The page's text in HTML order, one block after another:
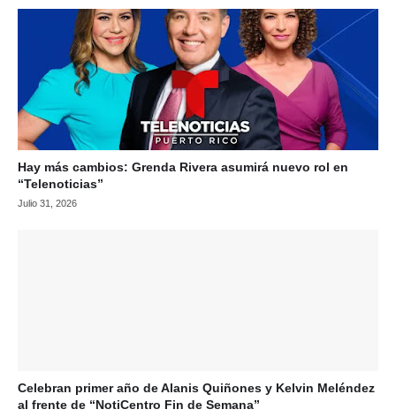
Hay más cambios: Grenda Rivera asumirá nuevo rol en
“Telenoticias”
Julio 31, 2026
Celebran primer año de Alanis Quiñones y Kelvin Meléndez
al frente de “NotiCentro Fin de Semana”